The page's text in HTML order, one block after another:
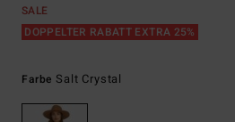
SALE
DOPPELTER RABATT EXTRA 25%
Farbe Salt Crystal